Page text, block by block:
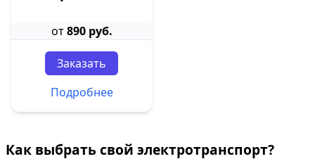
от890 руб.
Заказать
Подробнее
Как выбрать свой электротранспорт?